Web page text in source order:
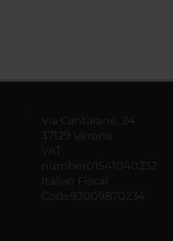
Via Cantarane, 24
37129 Verona
VAT
number01541040232
Italian Fiscal
Code93009870234